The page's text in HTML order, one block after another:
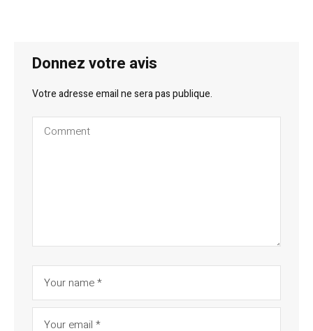
Donnez votre avis
Votre adresse email ne sera pas publique.